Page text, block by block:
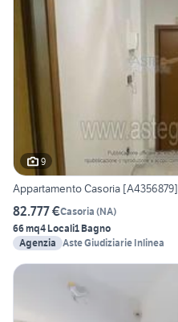
9
Appartamento Casoria [A4356879]
82.777 €Casoria (NA)
66 mq4 Locali1 Bagno
Agenzia Aste Giudiziarie Inlinea